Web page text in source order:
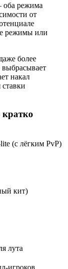
оба режима
от
режимы или
более
накал
(с лёгким PvP)
кит)
лута
игроков